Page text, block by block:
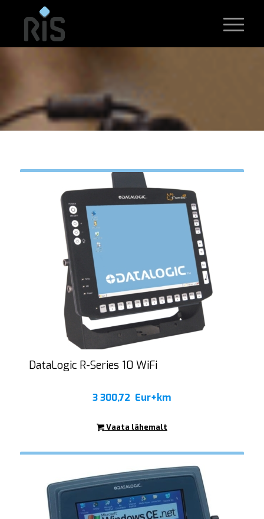
DataLogic R-Series 10 WiFi
3 300,72 Eur+km
Vaata lähemalt